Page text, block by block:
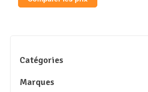
Catégories
Marques